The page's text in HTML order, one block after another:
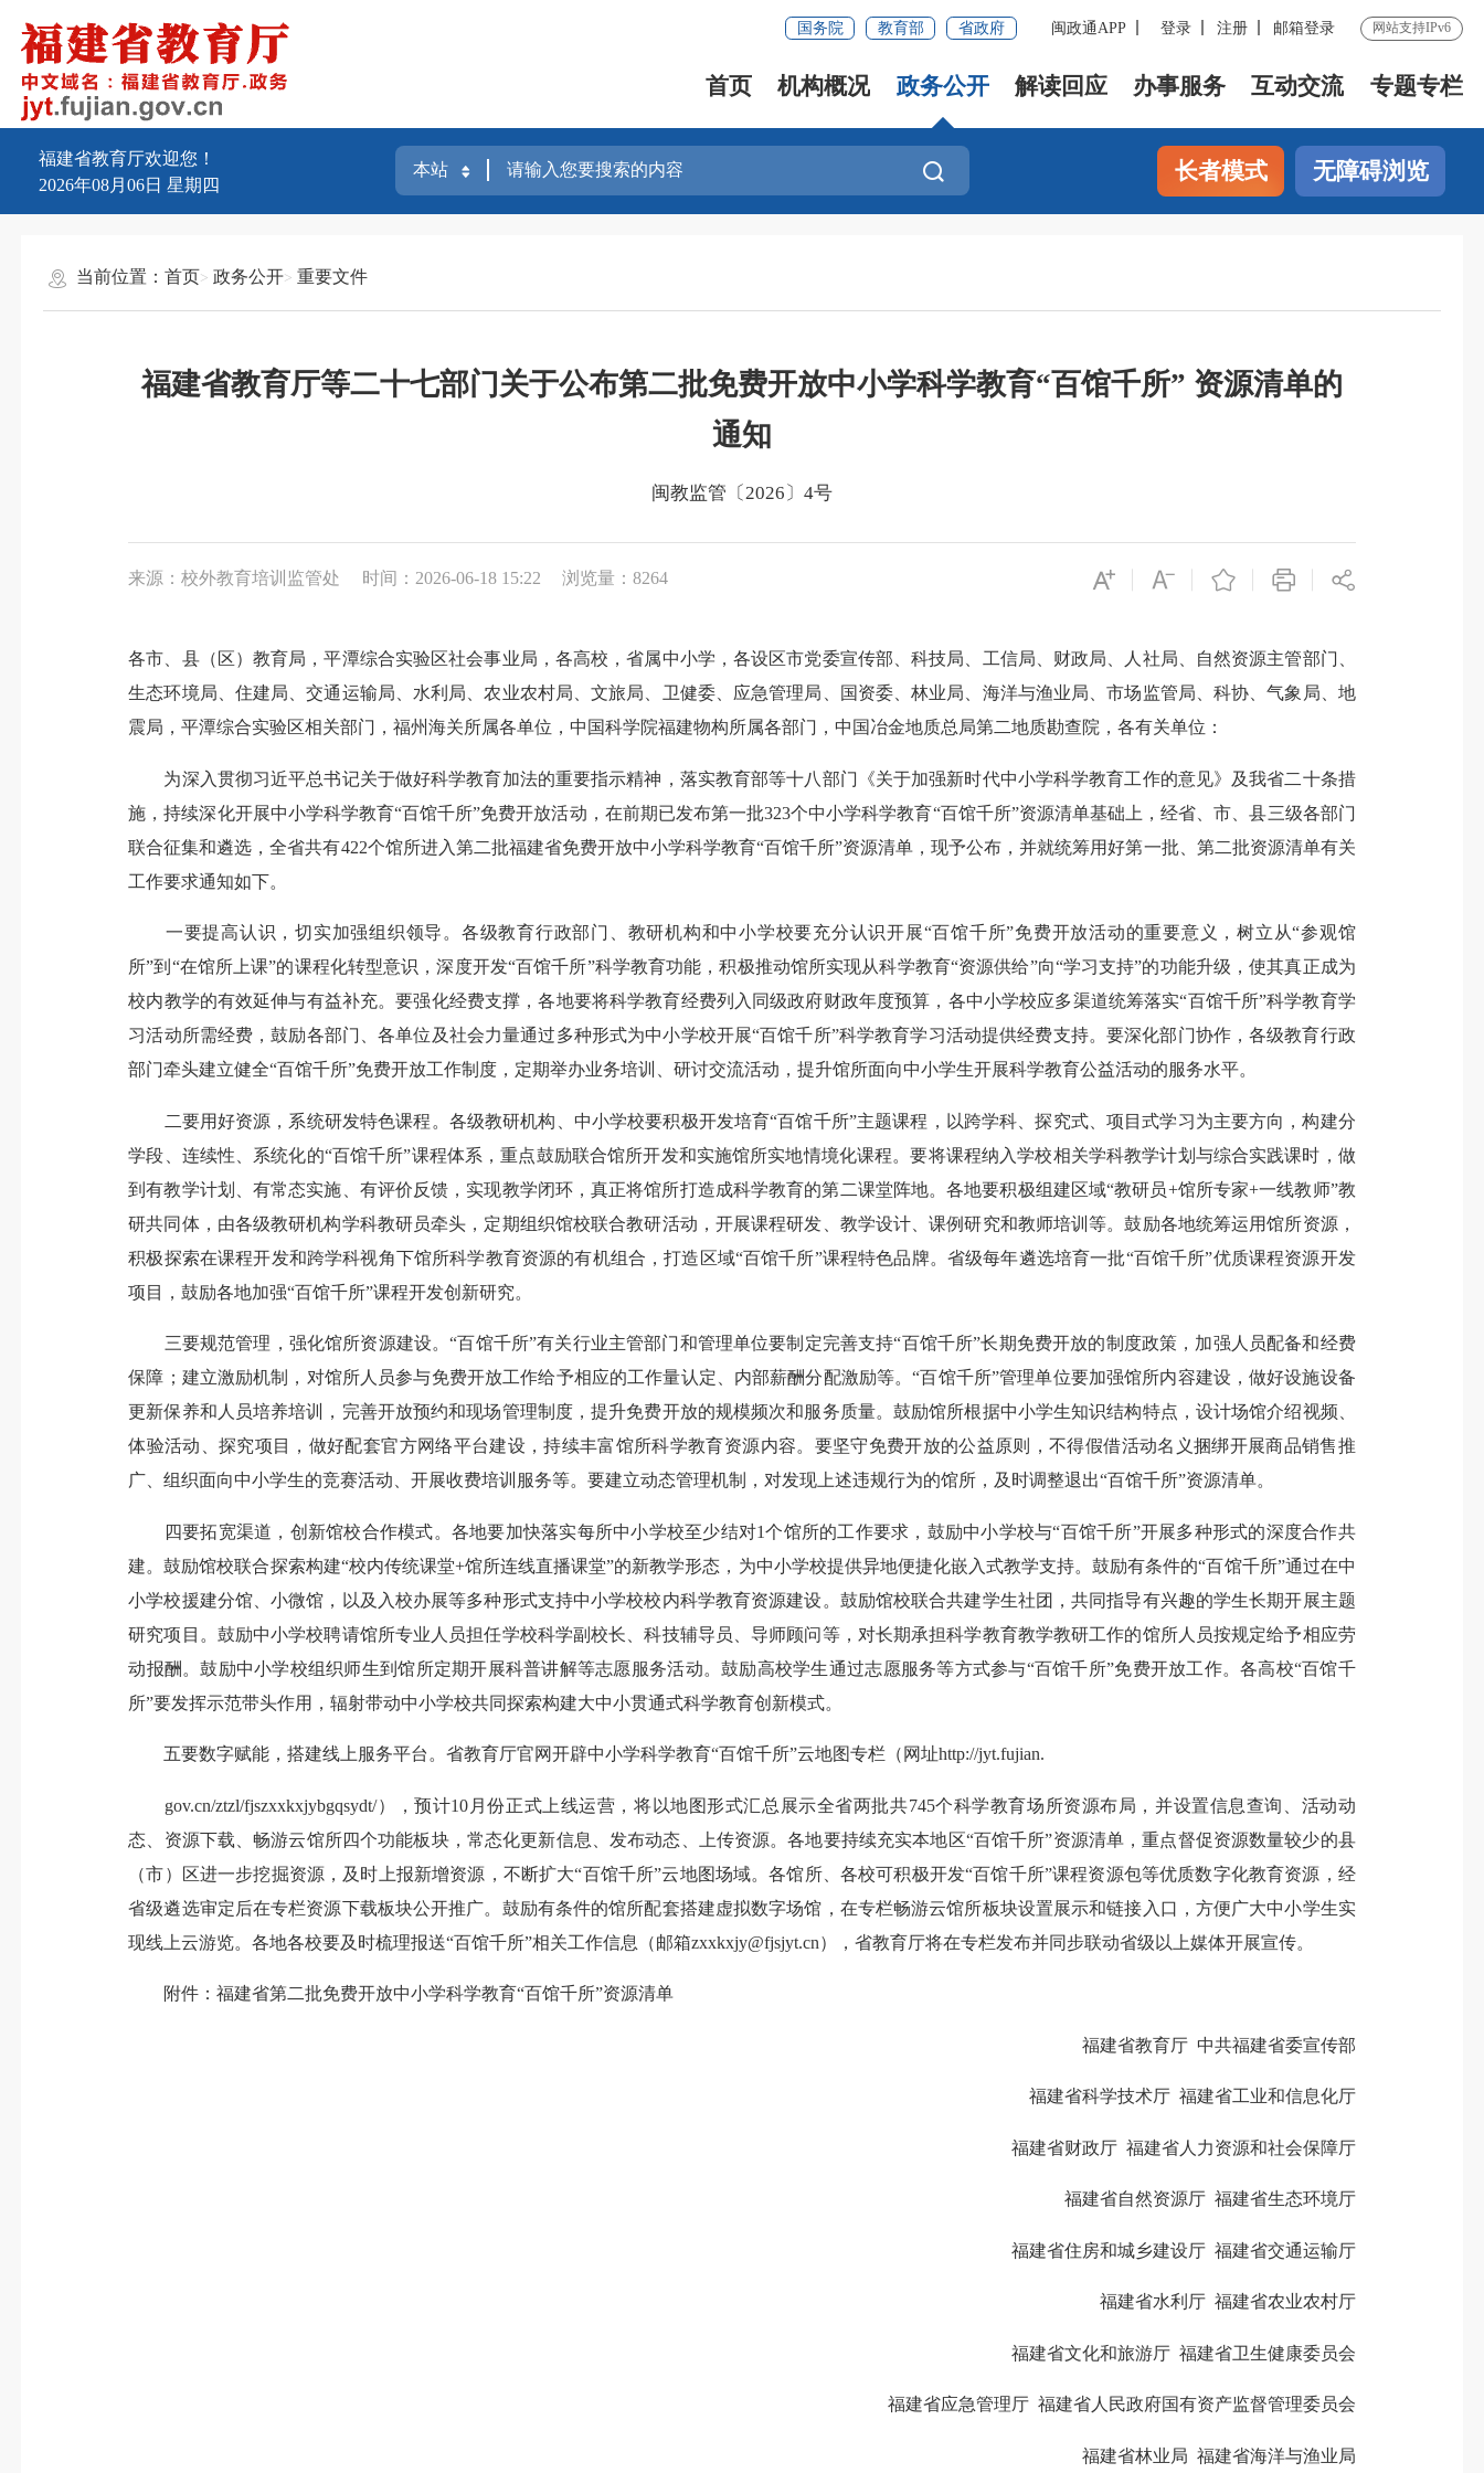
国务院 教育部 省政府 闽政通APP 登录 注册 邮箱登录 网站支持IPv6
首页 机构概况 政务公开 解读回应 办事服务 互动交流 专题专栏
福建省教育厅欢迎您！
2026年08月06日 星期四
长者模式 无障碍浏览
当前位置：首页 政务公开 重要文件
福建省教育厅等二十七部门关于公布第二批免费开放中小学科学教育“百馆千所” 资源清单的
通知
闽教监管〔2026〕4号
来源：校外教育培训监管处 时间：2026-06-18 15:22 浏览量：8264
各市、县（区）教育局，平潭综合实验区社会事业局，各高校，省属中小学，各设区市党委宣传部、科技局、工信局、财政局、人社局、自然资源主管部门、
生态环境局、住建局、交通运输局、水利局、农业农村局、文旅局、卫健委、应急管理局、国资委、林业局、海洋与渔业局、市场监管局、科协、气象局、地
震局，平潭综合实验区相关部门，福州海关所属各单位，中国科学院福建物构所属各部门，中国冶金地质总局第二地质勘查院，各有关单位：
为深入贯彻习近平总书记关于做好科学教育加法的重要指示精神，落实教育部等十八部门《关于加强新时代中小学科学教育工作的意见》及我省二十条措
施，持续深化开展中小学科学教育“百馆千所”免费开放活动，在前期已发布第一批323个中小学科学教育“百馆千所”资源清单基础上，经省、市、县三级各部门
联合征集和遴选，全省共有422个馆所进入第二批福建省免费开放中小学科学教育“百馆千所”资源清单，现予公布，并就统筹用好第一批、第二批资源清单有关
工作要求通知如下。
一要提高认识，切实加强组织领导。各级教育行政部门、教研机构和中小学校要充分认识开展“百馆千所”免费开放活动的重要意义，树立从“参观馆
所”到“在馆所上课”的课程化转型意识，深度开发“百馆千所”科学教育功能，积极推动馆所实现从科学教育“资源供给”向“学习支持”的功能升级，使其真正成为
校内教学的有效延伸与有益补充。要强化经费支撑，各地要将科学教育经费列入同级政府财政年度预算，各中小学校应多渠道统筹落实“百馆千所”科学教育学
习活动所需经费，鼓励各部门、各单位及社会力量通过多种形式为中小学校开展“百馆千所”科学教育学习活动提供经费支持。要深化部门协作，各级教育行政
部门牵头建立健全“百馆千所”免费开放工作制度，定期举办业务培训、研讨交流活动，提升馆所面向中小学生开展科学教育公益活动的服务水平。
二要用好资源，系统研发特色课程。各级教研机构、中小学校要积极开发培育“百馆千所”主题课程，以跨学科、探究式、项目式学习为主要方向，构建分
学段、连续性、系统化的“百馆千所”课程体系，重点鼓励联合馆所开发和实施馆所实地情境化课程。要将课程纳入学校相关学科教学计划与综合实践课时，做
到有教学计划、有常态实施、有评价反馈，实现教学闭环，真正将馆所打造成科学教育的第二课堂阵地。各地要积极组建区域“教研员+馆所专家+一线教师”教
研共同体，由各级教研机构学科教研员牵头，定期组织馆校联合教研活动，开展课程研发、教学设计、课例研究和教师培训等。鼓励各地统筹运用馆所资源，
积极探索在课程开发和跨学科视角下馆所科学教育资源的有机组合，打造区域“百馆千所”课程特色品牌。省级每年遴选培育一批“百馆千所”优质课程资源开发
项目，鼓励各地加强“百馆千所”课程开发创新研究。
三要规范管理，强化馆所资源建设。“百馆千所”有关行业主管部门和管理单位要制定完善支持“百馆千所”长期免费开放的制度政策，加强人员配备和经费
保障；建立激励机制，对馆所人员参与免费开放工作给予相应的工作量认定、内部薪酬分配激励等。“百馆千所”管理单位要加强馆所内容建设，做好设施设备
更新保养和人员培养培训，完善开放预约和现场管理制度，提升免费开放的规模频次和服务质量。鼓励馆所根据中小学生知识结构特点，设计场馆介绍视频、
体验活动、探究项目，做好配套官方网络平台建设，持续丰富馆所科学教育资源内容。要坚守免费开放的公益原则，不得假借活动名义捆绑开展商品销售推
广、组织面向中小学生的竞赛活动、开展收费培训服务等。要建立动态管理机制，对发现上述违规行为的馆所，及时调整退出“百馆千所”资源清单。
四要拓宽渠道，创新馆校合作模式。各地要加快落实每所中小学校至少结对1个馆所的工作要求，鼓励中小学校与“百馆千所”开展多种形式的深度合作共
建。鼓励馆校联合探索构建“校内传统课堂+馆所连线直播课堂”的新教学形态，为中小学校提供异地便捷化嵌入式教学支持。鼓励有条件的“百馆千所”通过在中
小学校援建分馆、小微馆，以及入校办展等多种形式支持中小学校校内科学教育资源建设。鼓励馆校联合共建学生社团，共同指导有兴趣的学生长期开展主题
研究项目。鼓励中小学校聘请馆所专业人员担任学校科学副校长、科技辅导员、导师顾问等，对长期承担科学教育教学教研工作的馆所人员按规定给予相应劳
动报酬。鼓励中小学校组织师生到馆所定期开展科普讲解等志愿服务活动。鼓励高校学生通过志愿服务等方式参与“百馆千所”免费开放工作。各高校“百馆千
所”要发挥示范带头作用，辐射带动中小学校共同探索构建大中小贯通式科学教育创新模式。
五要数字赋能，搭建线上服务平台。省教育厅官网开辟中小学科学教育“百馆千所”云地图专栏（网址http://jyt.fujian.
gov.cn/ztzl/fjszxxkxjybgqsydt/），预计10月份正式上线运营，将以地图形式汇总展示全省两批共745个科学教育场所资源布局，并设置信息查询、活动动
态、资源下载、畅游云馆所四个功能板块，常态化更新信息、发布动态、上传资源。各地要持续充实本地区“百馆千所”资源清单，重点督促资源数量较少的县
（市）区进一步挖掘资源，及时上报新增资源，不断扩大“百馆千所”云地图场域。各馆所、各校可积极开发“百馆千所”课程资源包等优质数字化教育资源，经
省级遴选审定后在专栏资源下载板块公开推广。鼓励有条件的馆所配套搭建虚拟数字场馆，在专栏畅游云馆所板块设置展示和链接入口，方便广大中小学生实
现线上云游览。各地各校要及时梳理报送“百馆千所”相关工作信息（邮箱zxxkxjy@fjsjyt.cn），省教育厅将在专栏发布并同步联动省级以上媒体开展宣传。
附件：福建省第二批免费开放中小学科学教育“百馆千所”资源清单
福建省教育厅 中共福建省委宣传部
福建省科学技术厅 福建省工业和信息化厅
福建省财政厅 福建省人力资源和社会保障厅
福建省自然资源厅 福建省生态环境厅
福建省住房和城乡建设厅 福建省交通运输厅
福建省水利厅 福建省农业农村厅
福建省文化和旅游厅 福建省卫生健康委员会
福建省应急管理厅 福建省人民政府国有资产监督管理委员会
福建省林业局 福建省海洋与渔业局